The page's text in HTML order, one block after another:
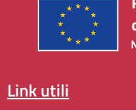
link utili